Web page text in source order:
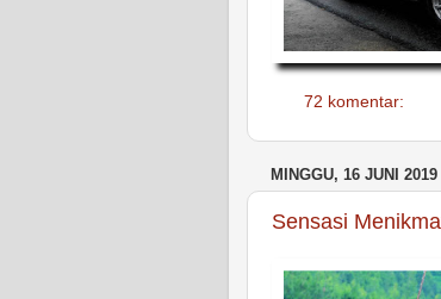
72 komentar:
MINGGU, 16 JUNI 2019
Sensasi